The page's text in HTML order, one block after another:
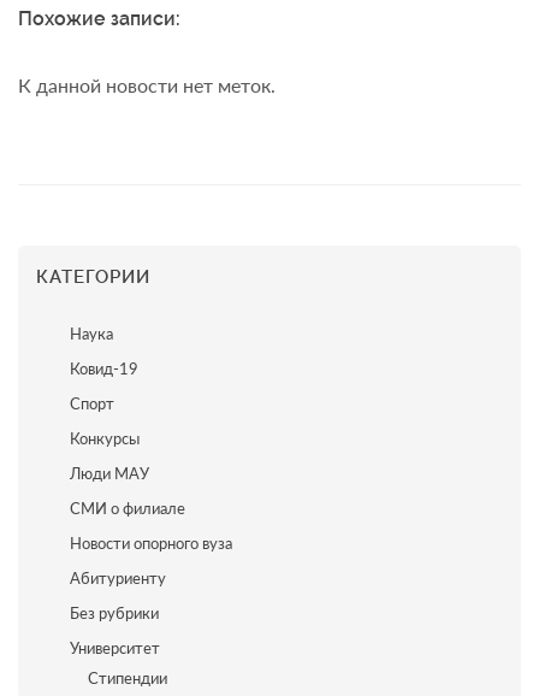
Похожие записи:
К данной новости нет меток.
КАТЕГОРИИ
Наука
Ковид-19
Спорт
Конкурсы
Люди МАУ
СМИ о филиале
Новости опорного вуза
Абитуриенту
Без рубрики
Университет
Стипендии